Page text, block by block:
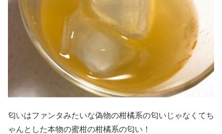
匂いはファンタみたいな偽物の柑橘系の匂いじゃなくてち
ゃんとした本物の蜜柑の柑橘系の匂い！